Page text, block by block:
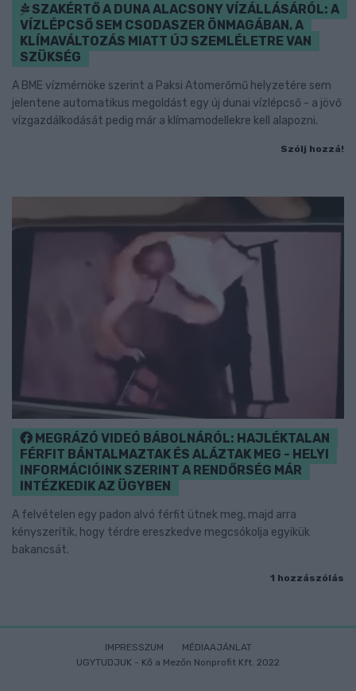
SZAKÉRTŐ A DUNA ALACSONY VÍZÁLLÁSÁRÓL: A
VÍZLÉPCSŐ SEM CSODASZER ÖNMAGÁBAN, A
KLÍMAVÁLTOZÁS MIATT ÚJ SZEMLÉLETRE VAN
SZÜKSÉG
A BME vízmérnöke szerint a Paksi Atomerőmű helyzetére sem
jelentene automatikus megoldást egy új dunai vízlépcső - a jövő
vízgazdálkodását pedig már a klímamodellekre kell alapozni.
Szólj hozzá!
MEGRÁZÓ VIDEÓ BÁBOLNÁRÓL: HAJLÉKTALAN
FÉRFIT BÁNTALMAZTAK ÉS ALÁZTAK MEG - HELYI
INFORMÁCIÓINK SZERINT A RENDŐRSÉG MÁR
INTÉZKEDIK AZ ÜGYBEN
A felvételen egy padon alvó férfit ütnek meg, majd arra
kényszerítik, hogy térdre ereszkedve megcsókolja egyikük
bakancsát.
1 hozzászólás
IMPRESSZUM
MÉDIAAJÁNLAT
UGYTUDJUK - Kő a Mezőn Nonprofit Kft. 2022